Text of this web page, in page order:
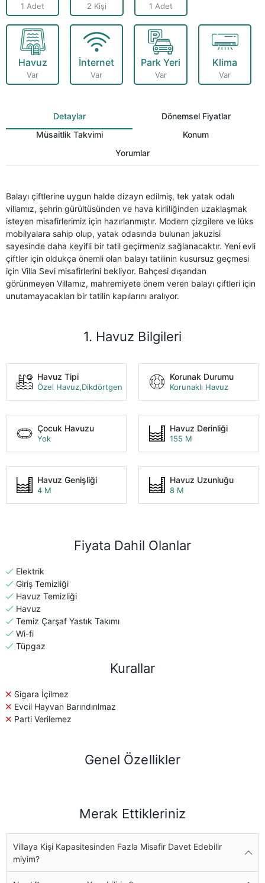
1 Adet 2 Kişi 1 Adet
Havuz
Var
İnternet
Var
Park Yeri
Var
Klima
Var
Detaylar
Dönemsel Fiyatlar
Müsaitlik Takvimi
Konum
Yorumlar
Balayı çiftlerine uygun halde dizayn edilmiş, tek yatak odalı
villamız, şehrin gürültüsünden ve hava kirliliğinden uzaklaşmak
isteyen misafirlerimiz için hazırlanmıştır. Modern çizgilere ve lüks
mobilyalara sahip olup, yatak odasında bulunan jakuzisi
sayesinde daha keyifli bir tatil geçirmeniz sağlanacaktır. Yeni evli
çiftler için oldukça önemli olan balayı tatilinin kusursuz geçmesi
için Villa Sevi misafirlerini bekliyor. Bahçesi dışarıdan
görünmeyen Villamız, mahremiyete önem veren balayı çiftleri için
unutamayacakları bir tatilin kapılarını aralıyor.
1. Havuz Bilgileri
Havuz Tipi
Özel Havuz,Dikdörtgen
Korunak Durumu
Korunaklı Havuz
Çocuk Havuzu
Yok
Havuz Derinliği
155 M
Havuz Genişliği
4 M
Havuz Uzunluğu
8 M
Fiyata Dahil Olanlar
Elektrik
Giriş Temizliği
Havuz Temizliği
Havuz
Temiz Çarşaf Yastık Takımı
Wi-fi
Tüpgaz
Kurallar
Sigara İçilmez
Evcil Hayvan Barındırılmaz
Parti Verilemez
Genel Özellikler
Merak Ettikleriniz
Villaya Kişi Kapasitesinden Fazla Misafir Davet Edebilir
miyim?